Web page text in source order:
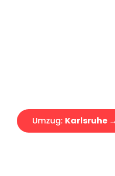
Umzug: Karlsruhe